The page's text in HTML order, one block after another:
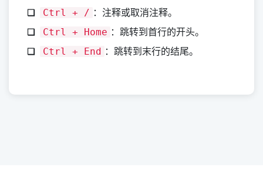
Ctrl + / ：注释或取消注释。
Ctrl + Home ：跳转到首行的开头。
Ctrl + End ：跳转到末行的结尾。